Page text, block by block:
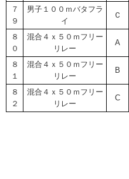
７
９
男子１００ｍバタフラ
イ
Ｃ
８
０
混合４ｘ５０ｍフリー
リレー
A
８
１
混合４ｘ５０ｍフリー
リレー
B
８
２
混合４ｘ５０ｍフリー
リレー
C